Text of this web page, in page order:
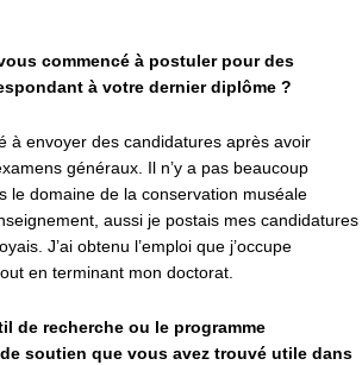
commencé à postuler pour des
à votre dernier diplôme ?
à envoyer des candidatures après avoir
généraux. Il n’y a pas beaucoup
le domaine de la conservation muséale
aussi je postais mes candidatures
J’ai obtenu l’emploi que j’occupe
en terminant mon doctorat.
de recherche ou le programme
soutien que vous avez trouvé utile dans